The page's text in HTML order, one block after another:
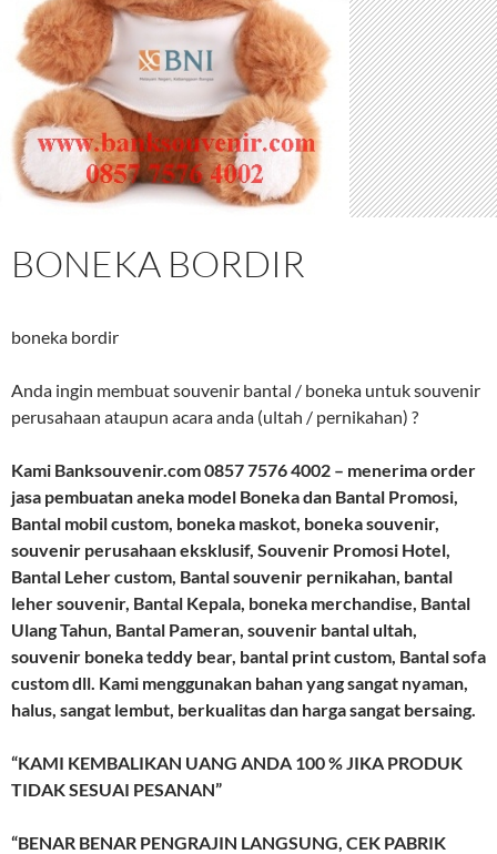
BONEKA BORDIR
boneka bordir
Anda ingin membuat souvenir bantal / boneka untuk souvenir
perusahaan ataupun acara anda (ultah / pernikahan) ?
Kami Banksouvenir.com 0857 7576 4002 – menerima order
jasa pembuatan aneka model Boneka dan Bantal Promosi,
Bantal mobil custom, boneka maskot, boneka souvenir,
souvenir perusahaan eksklusif, Souvenir Promosi Hotel,
Bantal Leher custom, Bantal souvenir pernikahan, bantal
leher souvenir, Bantal Kepala, boneka merchandise, Bantal
Ulang Tahun, Bantal Pameran, souvenir bantal ultah,
souvenir boneka teddy bear, bantal print custom, Bantal sofa
custom dll. Kami menggunakan bahan yang sangat nyaman,
halus, sangat lembut, berkualitas dan harga sangat bersaing.
“KAMI KEMBALIKAN UANG ANDA 100 % JIKA PRODUK
TIDAK SESUAI PESANAN”
“BENAR BENAR PENGRAJIN LANGSUNG, CEK PABRIK